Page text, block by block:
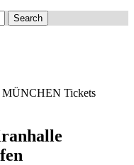
Search
Tickets